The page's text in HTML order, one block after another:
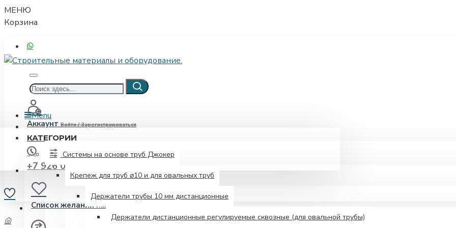
МЕНЮ
Корзина
Аккаунт Войти / Зарегистрироваться
Список желаний Изменить свой список желаний
Menu
КАТЕГОРИИ
Системы на основе труб Джокер
Крепеж для труб ⌀10 и для овальных труб
Держатели трубы 10 мм дистанционные
Держатели дистанционные регулируемые сквозные (для овальной трубы)
+7 926 052-00-08